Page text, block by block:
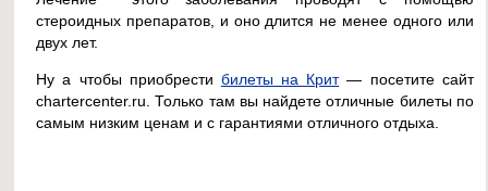
стероидных препаратов, и оно длится не менее одного или
двух лет.
Ну а чтобы приобрести билеты на Крит— посетите сайт
chartercenter.ru. Только там вы найдете отличные билеты по
самым низким ценам и с гарантиями отличного отдыха.